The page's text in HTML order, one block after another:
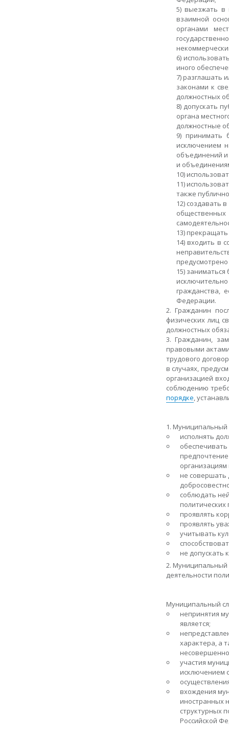
5) выезжать в
взаимной
органами
6)
иного
7) разглашать
законами к
должностных
8) допускать
органа
должностные
9) принимать
исключением
объединений и
и
10)
11)
также
12) создавать
13)
14) входить в
15)
гражданства,
Федерации.
2. Гражданин
физических лиц
должностных
3. Гражданин,
правовыми
трудового
в случаях,
организацией
соблюдению
порядке,
1.
исполнять
не совершать
соблюдать
проявлять
проявлять
учитывать
не допускать
2. Муниципальный
деятельности
Муниципальный
непринятия
является;
характера, а
участия
исключением
вхождения
иностранных
структурных
Российской